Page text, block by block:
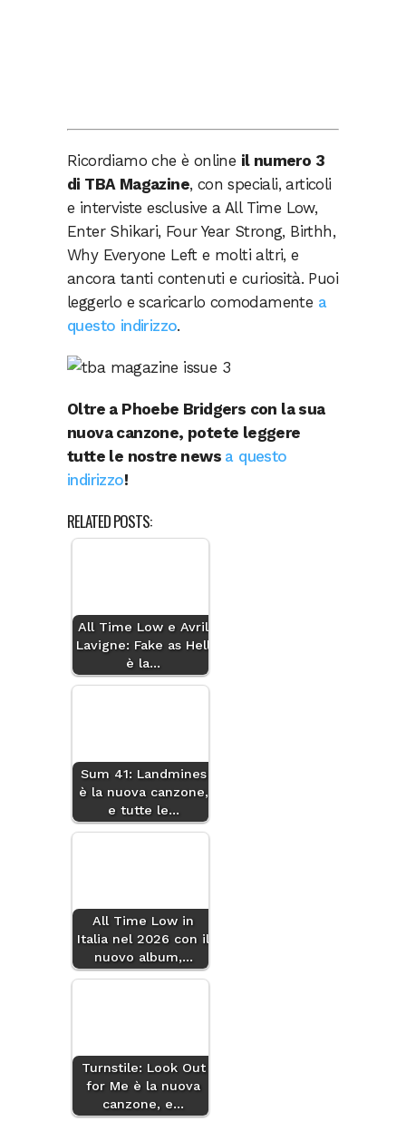
Ricordiamo che è online il numero 3
di TBA Magazine, con speciali, articoli
e interviste esclusive a All Time Low,
Enter Shikari, Four Year Strong, Birthh,
Why Everyone Left e molti altri, e
ancora tanti contenuti e curiosità. Puoi
leggerlo e scaricarlo comodamente a
questo indirizzo.
Oltre a Phoebe Bridgers con la sua
nuova canzone, potete leggere
tutte le nostre news a questo
indirizzo!
RELATED POSTS:
All Time Low e Avril
Lavigne: Fake as Hell
è la…
Sum 41: Landmines
è la nuova canzone,
e tutte le…
All Time Low in
Italia nel 2026 con il
nuovo album,…
Turnstile: Look Out
for Me è la nuova
canzone, e…